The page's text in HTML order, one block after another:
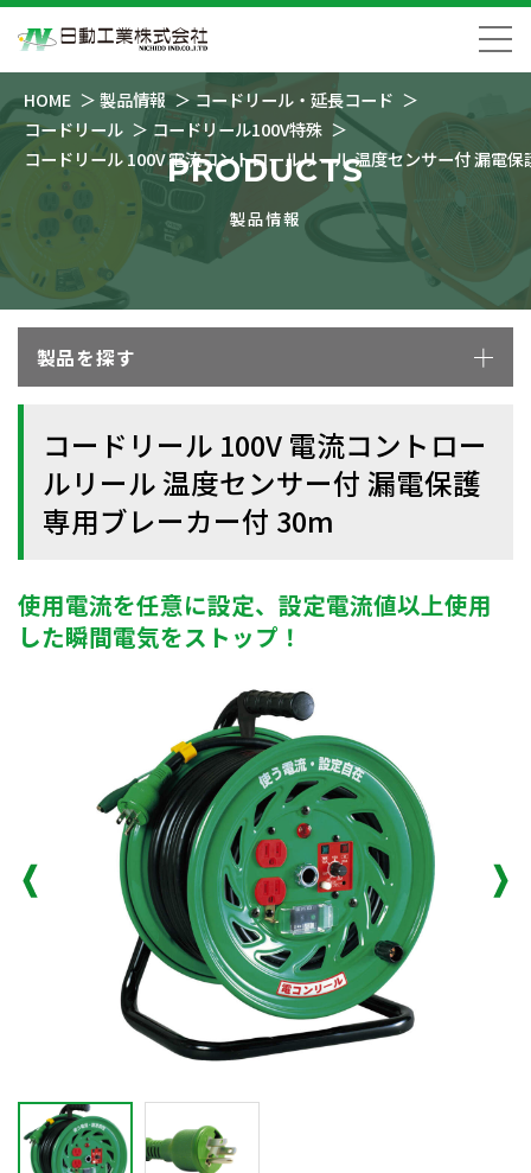
HOME 製品情報
コードリール・延長コード
コードリール
コードリール100V特殊
コードリール 100V 電流コントロールリール 温度センサー付 漏電
PRODUCTS
製品情報
製品を探す
コードリール 100V 電流コントロー
ルリール 温度センサー付 漏電保護
専用ブレーカー付 30m
使用電流を任意に設定、設定電流値以上使用
した瞬間電気をストップ！